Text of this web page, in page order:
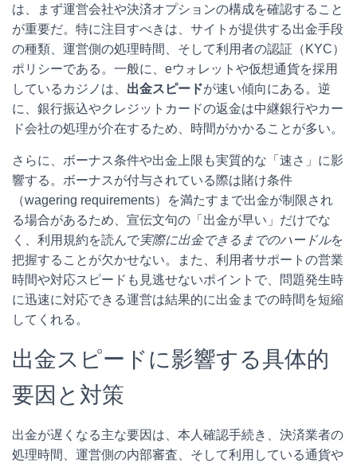
は、まず運営会社や決済オプションの構成を確認すること
が重要だ。特に注目すべきは、サイトが提供する出金手段
の種類、運営側の処理時間、そして利用者の認証（KYC）
ポリシーである。一般に、eウォレットや仮想通貨を採用
しているカジノは、 出金スピードが速い傾向にある。逆
に、銀行振込やクレジットカードの返金は中継銀行やカー
ド会社の処理が介在するため、時間がかかることが多い。
さらに、ボーナス条件や出金上限も実質的な「速さ」に影
響する。ボーナスが付与されている際は賭け条件
（wagering requirements）を満たすまで出金が制限され
る場合があるため、宣伝文句の「出金が早い」だけでな
く、利用規約を読んで実際に出金できるまでのハードルを
把握することが欠かせない。また、利用者サポートの営業
時間や対応スピードも見逃せないポイントで、問題発生時
に迅速に対応できる運営は結果的に出金までの時間を短縮
してくれる。
出金スピードに影響する具体的
要因と対策
出金が遅くなる主な要因は、本人確認手続き、決済業者の
処理時間、運営側の内部審査、そして利用している通貨や